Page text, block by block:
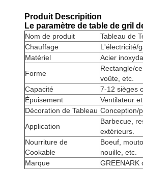
Produit Descripition
Le paramètre de table de gril
Nom de produit
Tableau de
Chauffage
L'électricité/
Matériel
Acier
Forme
Rectangle/
voûte, etc.
Capacité
7-12 sièges
Épuisement
Ventilateur
Décoration de Tableau Conception/
Application
Barbecue,
extérieurs.
Nourriture de
Cookable
Boeuf,
nouille, etc.
Marque
GREENARK